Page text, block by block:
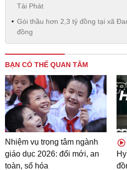
Tài Phát
Gói thầu hơn 2,3 tỷ đồng tại xã
đồng
BẠN CÓ THỂ QUAN TÂM
Nhiệm vụ trọng tâm ngành
giáo dục 2026: đổi mới, an
toàn, số hóa